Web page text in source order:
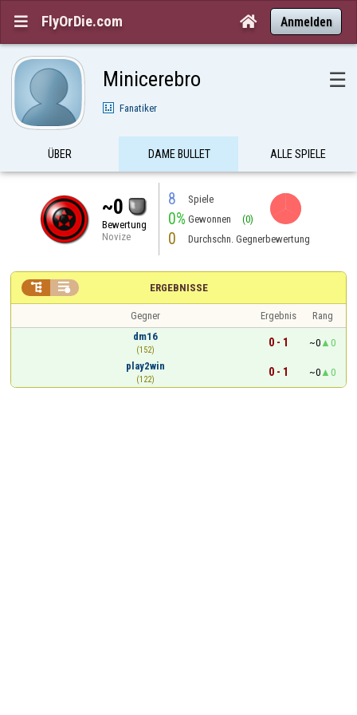
 FlyOrDie.com  Anmelden
Minicerebro ☰
Fanatiker
ÜBER DAME BULLET ALLE SPIELE
~0
Bewertung
Novize
8 Spiele
0% Gewonnen (0)
0 Durchschn. Gegnerbewertung
ERGEBNISSE
 
Gegner Ergebnis
Rang
dm16
(152)
0 - 1 ~0
0
play2win
(122)
0 - 1 ~0 0